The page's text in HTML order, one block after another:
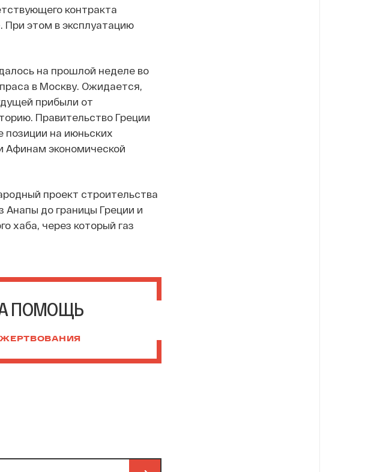
контракта
При этом в эксплуатацию
на прошлой неделе во
в Москву. Ожидается,
прибыли от
Правительство Греции
позиции на июньских
Афинам экономической
проект строительства
Анапы до границы Греции и
хаба, через который газ
ПОМОЩЬ